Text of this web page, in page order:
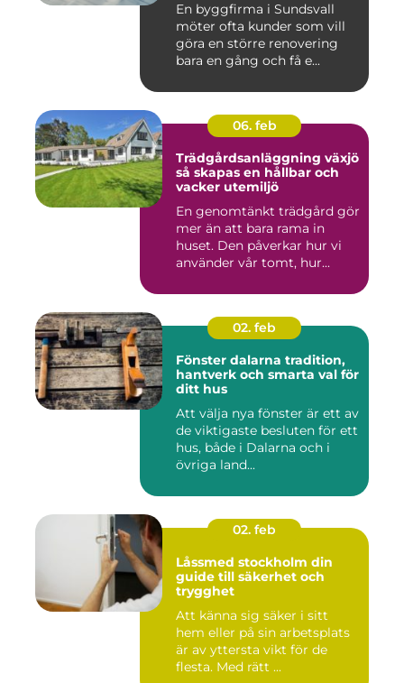
En byggfirma i Sundsvall
möter ofta kunder som vill
göra en större renovering
bara en gång och få e...
06. feb
Trädgårdsanläggning växjö
så skapas en hållbar och
vacker utemiljö
En genomtänkt trädgård gör
mer än att bara rama in
huset. Den påverkar hur vi
använder vår tomt, hur...
02. feb
Fönster dalarna tradition,
hantverk och smarta val för
ditt hus
Att välja nya fönster är ett av
de viktigaste besluten för ett
hus, både i Dalarna och i
övriga land...
02. feb
Låssmed stockholm din
guide till säkerhet och
trygghet
Att känna sig säker i sitt
hem eller på sin arbetsplats
är av yttersta vikt för de
flesta. Med rätt ...